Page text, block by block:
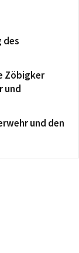
des
Zöbigker
und
und den